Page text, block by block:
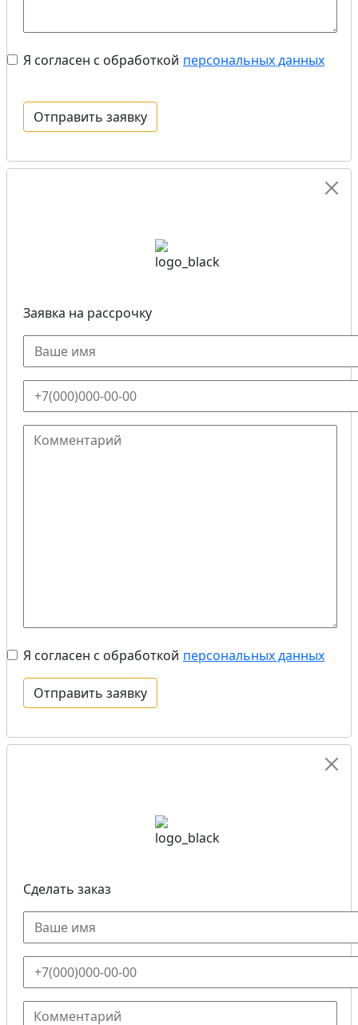
Я согласен с обработкой персональных данных
Заявка на рассрочку
Я согласен с обработкой персональных данных
Сделать заказ